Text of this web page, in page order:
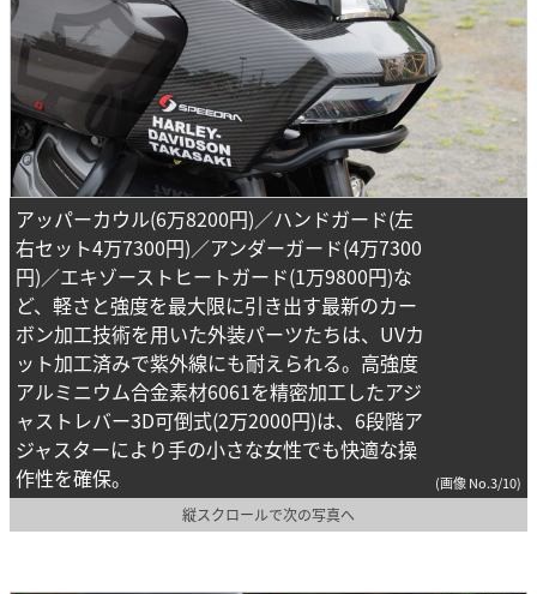
アッパーカウル(6万8200円)／ハンドガード(左
右セット4万7300円)／アンダーガード(4万7300
円)／エキゾーストヒートガード(1万9800円)な
ど、軽さと強度を最大限に引き出す最新のカー
ボン加工技術を用いた外装パーツたちは、UVカ
ット加工済みで紫外線にも耐えられる。高強度
アルミニウム合金素材6061を精密加工したアジ
ャストレバー3D可倒式(2万2000円)は、6段階ア
ジャスターにより手の小さな女性でも快適な操
作性を確保。
(画像 No.3/10)
縦スクロールで次の写真へ